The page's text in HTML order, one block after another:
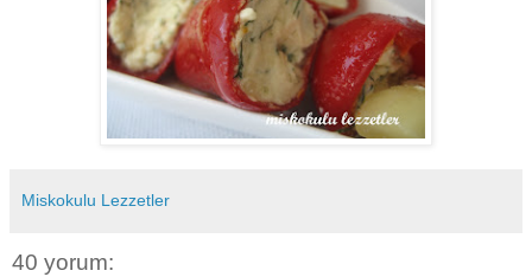
Miskokulu Lezzetler
40 yorum: